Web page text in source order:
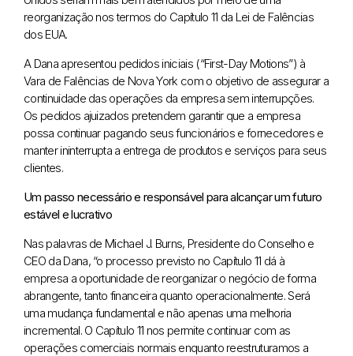
reorganização nos termos do Capítulo 11 da Lei de Falências
dos EUA.
A Dana apresentou pedidos iniciais (“First-Day Motions”) à
Vara de Falências de Nova York com o objetivo de assegurar a
continuidade das operações da empresa sem interrupções.
Os pedidos ajuizados pretendem garantir que a empresa
possa continuar pagando seus funcionários e fornecedores e
manter ininterrupta a entrega de produtos e serviços para seus
clientes.
Um passo necessário e responsável para alcançar um futuro
estável e lucrativo
Nas palavras de Michael J. Burns, Presidente do Conselho e
CEO da Dana, “o processo previsto no Capítulo 11 dá à
empresa a oportunidade de reorganizar o negócio de forma
abrangente, tanto financeira quanto operacionalmente. Será
uma mudança fundamental e não apenas uma melhoria
incremental. O Capítulo 11 nos permite continuar com as
operações comerciais normais enquanto reestruturamos a